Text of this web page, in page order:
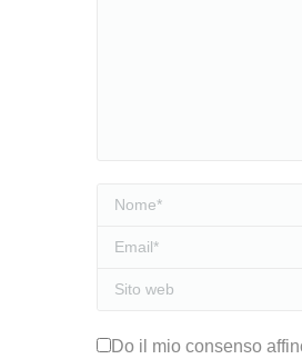
Nome *
Email *
Sito web
Do il mio consenso